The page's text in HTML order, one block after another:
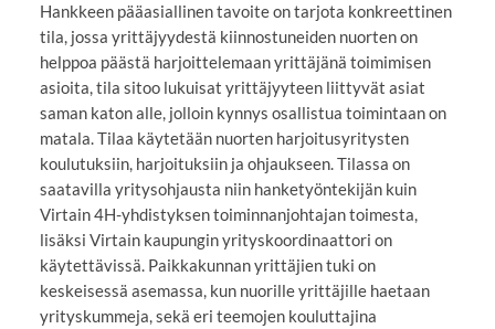
Hankkeen pääasiallinen tavoite on tarjota konkreettinen
tila, jossa yrittäjyydestä kiinnostuneiden nuorten on
helppoa päästä harjoittelemaan yrittäjänä toimimisen
asioita, tila sitoo lukuisat yrittäjyyteen liittyvät asiat
saman katon alle, jolloin kynnys osallistua toimintaan on
matala. Tilaa käytetään nuorten harjoitusyritysten
koulutuksiin, harjoituksiin ja ohjaukseen. Tilassa on
saatavilla yritysohjausta niin hanketyöntekijän kuin
Virtain 4H-yhdistyksen toiminnanjohtajan toimesta,
lisäksi Virtain kaupungin yrityskoordinaattori on
käytettävissä. Paikkakunnan yrittäjien tuki on
keskeisessä asemassa, kun nuorille yrittäjille haetaan
yrityskummeja, sekä eri teemojen kouluttajina